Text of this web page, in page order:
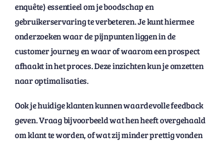
enquête) essentieel om je boodschap en
gebruikerservaring te verbeteren. Je kunt hiermee
onderzoeken waar de pijnpunten liggen in de
customer journey en waar of waarom een prospect
afhaakt in het proces. Deze inzichten kun je omzetten
naar optimalisaties.
Ook je huidige klanten kunnen waardevolle feedback
geven. Vraag bijvoorbeeld wat hen heeft overgehaald
om klant te worden, of wat zij minder prettig vonden